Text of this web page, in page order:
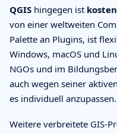
QGIS hingegen ist
von einer weltweiten
Palette an Plugins, ist
Windows, macOS und
NGOs und im
auch wegen seiner
es individuell anzupassen.
Weitere verbreitete GIS-